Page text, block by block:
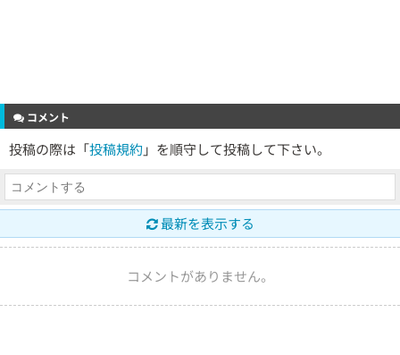
コメント
投稿の際は「投稿規約 」を順守して投稿して下さい。
最新を表示する
コメントがありません。